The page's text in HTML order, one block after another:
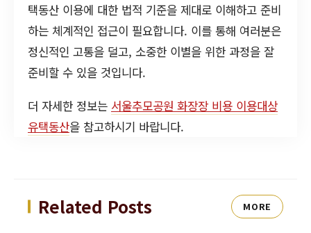
택동산 이용에 대한 법적 기준을 제대로 이해하고 준비
하는 체계적인 접근이 필요합니다. 이를 통해 여러분은
정신적인 고통을 덜고, 소중한 이별을 위한 과정을 잘
준비할 수 있을 것입니다.
더 자세한 정보는 서울추모공원 화장장 비용 이용대상
유택동산을 참고하시기 바랍니다.
Related Posts MORE